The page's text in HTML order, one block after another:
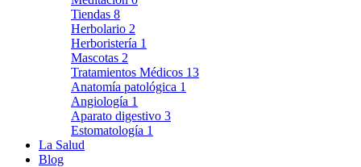
Tiendas 8
Herbolario 2
Herboristería 1
Mascotas 2
Tratamientos Médicos 13
Anatomía patológica 1
Angiología 1
Aparato digestivo 3
Estomatología 1
La Salud
Blog